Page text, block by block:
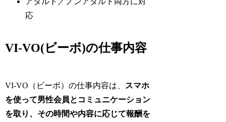
応
VI-VO(ビーボ)の仕事内容
VI-VO（ビーボ）の仕事内容は、
スマホ
を使って男性会員とコミュニケーション
を取り、その時間や内容に応じて報酬を